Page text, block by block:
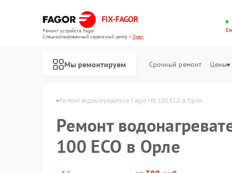
FIX-FAGOR
Ремонт устройств Fagor
Специализированный cервисный центр г.Орёл
Мы ремонтируем Срочный ремонт Цены
Fagor в Орле Ремонт водонагревателя Fagor MS 100 ECO в Орле
Ремонт
100 ECO в Орле